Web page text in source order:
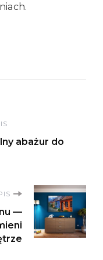
abażur do
—